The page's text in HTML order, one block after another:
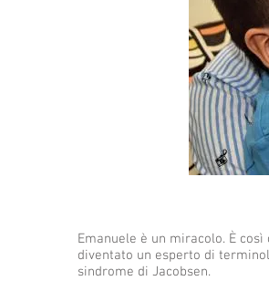
Emanuele è un miracolo. È
diventato un esperto di
sindrome di Jacobsen.